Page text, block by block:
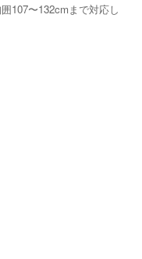
107〜132cmまで対応し